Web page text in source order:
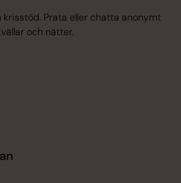
Prata eller chatta anonymt
och nätter.